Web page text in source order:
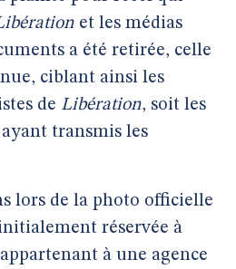
et les médias
a été retirée, celle
ciblant ainsi les
de Libération, soit les
transmis les
lors de la photo officielle
réservée à
à une agence